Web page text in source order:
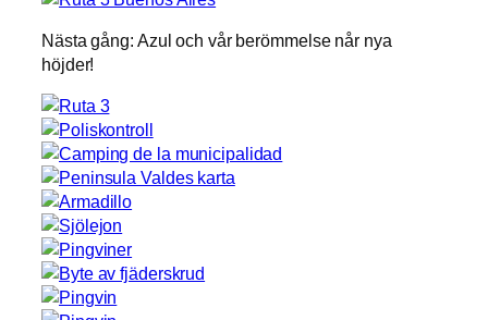
Nästa gång: Azul och vår berömmelse når nya
höjder!